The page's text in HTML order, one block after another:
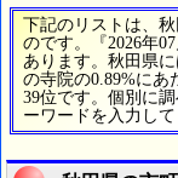
下記のリストは、
のです。『2026年
あります。秋田県
の寺院の0.89%にあ
39位です。個別に
ーワードを入力して